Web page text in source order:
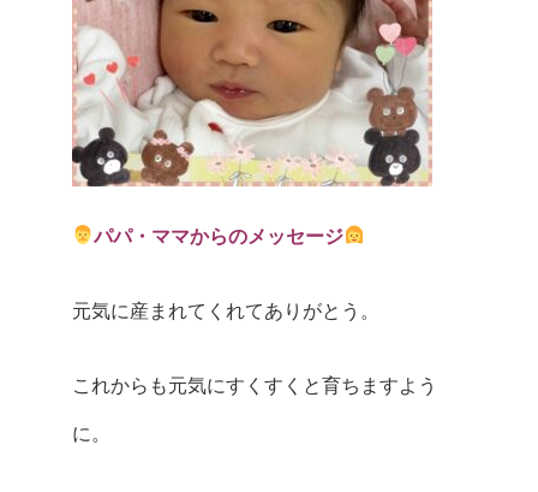
パパ・ママからのメッセージ
元気に産まれてくれてありがとう。
これからも元気にすくすくと育ちますよう
に。